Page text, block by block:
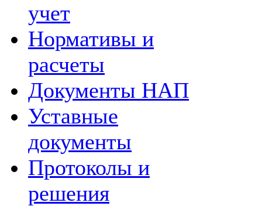
учет
Нормативы и
расчеты
Документы НАП
Уставные
документы
Протоколы и
решения